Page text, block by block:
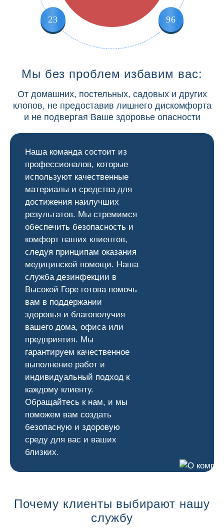
96
23
Мы без проблем избавим вас:
От домашних, постельных, садовых и других
клопов, не предоставив лишнего дискомфорта
и не подвергая Ваше здоровье опасности
Наша команда состоит из
профессионалов, которые
используют качественные
материалы и средства для
достижения наилучших
результатов. Мы стремимся
обеспечить безопасность и
комфорт наших клиентов,
следуя принципам оказания
медицинской помощи. Наша
служба дезинфекции в
Высокой Горе готова помочь
вам в поддержании
здоровья и благополучия
вашего дома, офиса или
предприятия. Мы
гарантируем качественное
выполнение работ и
индивидуальный подход к
каждому клиенту.
Обращайтесь к нам, и мы
поможем вам создать
безопасную и здоровую
среду для вас и ваших
близких.
Почему клиенты выбирают нашу
службу